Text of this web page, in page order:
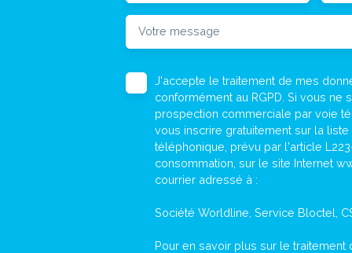
Votre message
J'accepte le traitement de mes
conformément au RGPD. Si vous ne
prospection commerciale par voie
vous inscrire gratuitement sur la
téléphonique, prévu par l'article
consommation, sur le site Internet
courrier adressé à :
Société Worldline, Service Bloctel, CS
Pour en savoir plus sur le traitement